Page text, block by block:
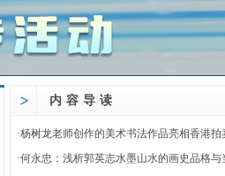
内容导读
·杨树龙老师创作的美术书法作品亮相香港拍
·何永忠：浅析郭英志水墨山水的画史品格与